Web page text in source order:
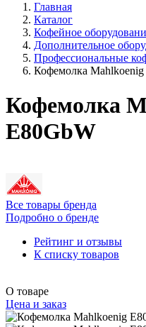
Главная
Каталог
Кофейное
Дополнительное
Профессиональные
Кофемолка
Кофемолка
E80GbW
Все товары бренда
Подробно о бренде
Рейтинг и отзывы
К списку товаров
О товаре
Цена и заказ